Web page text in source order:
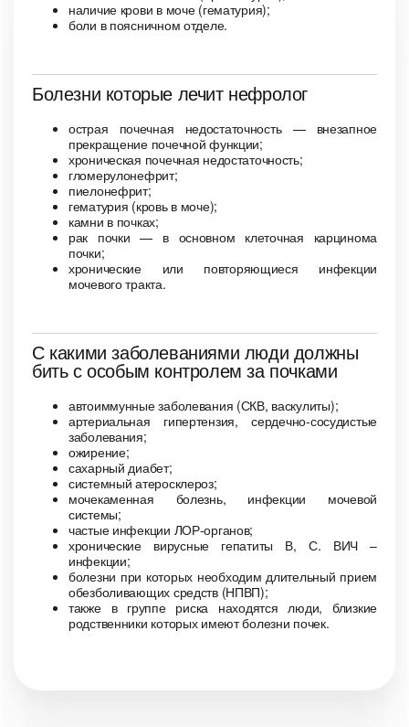
наличие крови в моче (гематурия);
боли в поясничном отделе.
Болезни которые лечит нефролог
острая почечная недостаточность — внезапное
прекращение почечной функции;
хроническая почечная недостаточность;
гломерулонефрит;
пиелонефрит;
гематурия (кровь в моче);
камни в почках;
рак почки — в основном клеточная карцинома
почки;
хронические или повторяющиеся инфекции
мочевого тракта.
С какими заболеваниями люди должны
бить с особым контролем за почками
автоиммунные заболевания (СКВ, васкулиты);
артериальная гипертензия, сердечно-сосудистые
заболевания;
ожирение;
сахарный диабет;
системный атеросклероз;
мочекаменная болезнь, инфекции мочевой
системы;
частые инфекции ЛОР-органов;
хронические вирусные гепатиты В, С. ВИЧ –
инфекции;
болезни при которых необходим длительный прием
обезболивающих средств (НПВП);
также в группе риска находятся люди, близкие
родственники которых имеют болезни почек.